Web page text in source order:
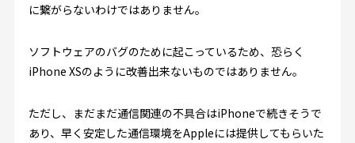
に繋がらないわけではありません。
ソフトウェアのバグのために起こっているため、恐らく
iPhone XSのように改善出来ないものではありません。
ただし、まだまだ通信関連の不具合はiPhoneで続きそうで
あり、早く安定した通信環境をAppleには提供してもらいた